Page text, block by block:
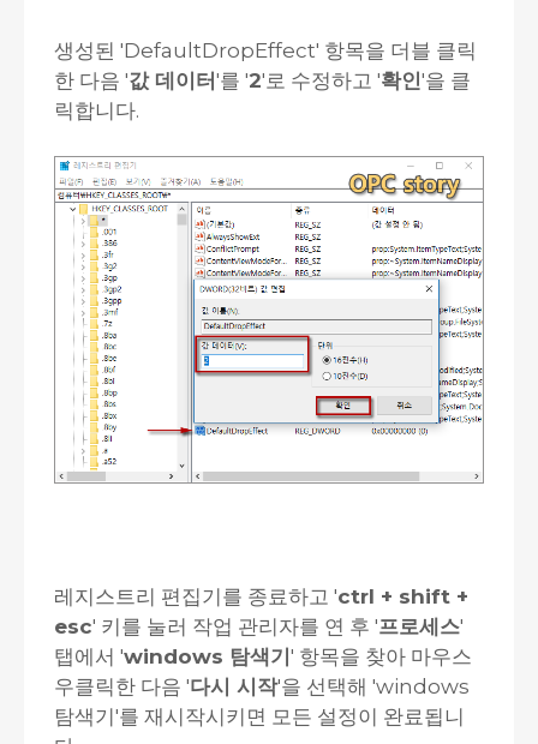
생성된 'DefaultDropEffect' 항목을 더블 클릭
한 다음 '값 데이터 '를 '2'로 수정하고 '확인'을 클
릭합니다.
레지스트리 편집기를 종료하고 'ctrl + shift +
esc' 키를 눌러 작업 관리자를 연 후 '프로세스'
탭에서 'windows 탐색기' 항목을 찾아 마우스
우클릭한 다음 '다시 시작'을 선택해 'windows
탐색기'를 재시작시키면 모든 설정이 완료됩니